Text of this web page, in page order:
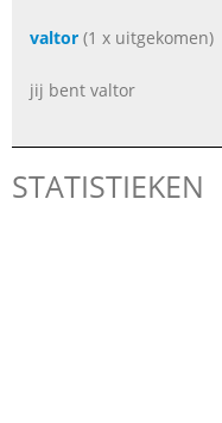
valtor(1 x uitgekomen)
jij bent valtor
STATISTIEKEN